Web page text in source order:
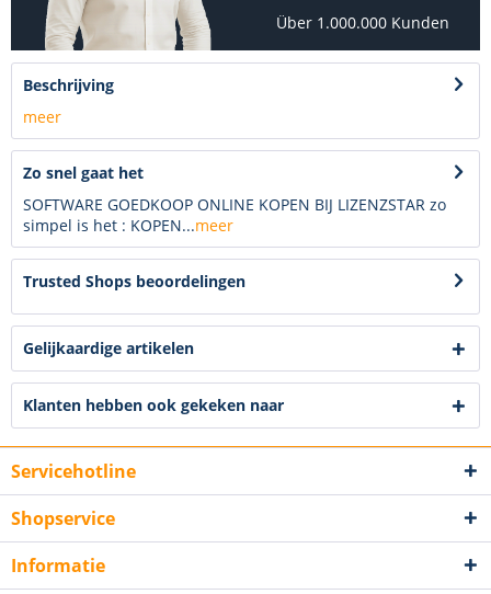
Über 1.000.000 Kunden
Beschrijving
meer
Zo snel gaat het
SOFTWARE GOEDKOOP ONLINE KOPEN BIJ LIZENZSTAR zo
simpel is het : KOPEN...meer
Trusted Shops beoordelingen
Gelijkaardige artikelen
Klanten hebben ook gekeken naar
Servicehotline
Shopservice
Informatie